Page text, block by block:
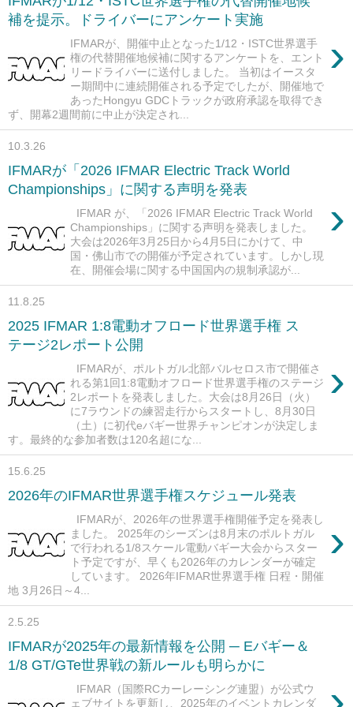
補を提示。ドライバーにアンケート実施
›
IFMARが、開催中止となった1/12・ISTC世界選手
権の代替開催地候補に関するアンケートを、エント
リードライバーに送付しました。 当初はイースタ
ー期間中に連続開催される予定でしたが、開催地で
あったHongyu GDCトラックが政府承認を取得でき
ず、開幕2週間前に中止が決定され...
10.3.26
IFMARが「2026 IFMAR Electric Track World
Championships」に関する声明を発表
›
IFMAR が、「2026 IFMAR Electric Track World
Championships」に関する声明を発表しました。
大会は2026年3月25日から4月5日にかけて、中
国・佛山市での開催が予定されています。しかし現
在、開催会場に関する中国国内の規制承認が...
11.8.25
2025 IFMAR 1:8電動オフロード世界選手権 ス
テージ2レポート公開
›
IFMARが、ポルトガル北部バルセロス市で開催さ
れる第1回1:8電動オフロード世界選手権のステージ
2レポートを発表しました。大会は8月26日（火）
に7ラウンドの練習走行からスタートし、8月30日
（土）に初代eバギー世界チャンピオンが決定しま
す。最終的な参加者数は120名超にな...
15.6.25
2026年のIFMAR世界選手権スケジュール発表
›
IFMARが、2026年の世界選手権開催予定を発表し
ました。 2025年のシーズンは8月末のポルトガル
で行われる1/8スケール電動バギー大会からスター
ト予定ですが、早くも2026年のカレンダーが確定
しています。 2026年IFMAR世界選手権 日程・開催
地 3月26日～4...
2.5.25
IFMARが2025年の最新情報を公開 ─ Eバギー＆
1/8 GT/GTe世界戦の新ルールも明らかに
IFMAR（国際RCカーレーシング連盟）が公式ウ
ェブサイトを更新し、2025年のイベントカレンダ